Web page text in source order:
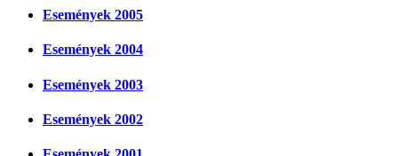
Események 2005
Események 2004
Események 2003
Események 2002